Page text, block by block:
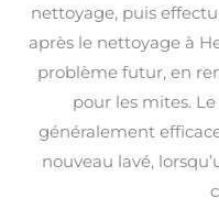
nettoyage, puis
après le nettoyage à
problème futur, en
pour les mites.
généralement
nouveau lavé,